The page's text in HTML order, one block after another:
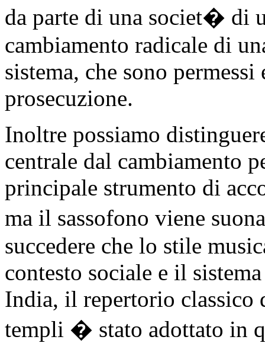
da parte di una societ� di
cambiamento radicale di
sistema, che sono
prosecuzione.
Inoltre possiamo
centrale dal cambiamento
principale strumento di
ma il sassofono viene
succedere che lo stile
contesto sociale e il
India, il repertorio classico
templi � stato adottato in